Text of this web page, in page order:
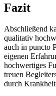
Fazit
Abschließend
qualitativ
⁢auch in puncto
⁢eigenen
‌hochwertiges
treuen
durch